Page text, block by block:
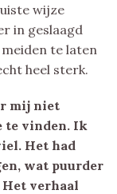
wijze
in geslaagd
te laten
heel sterk.
mij niet
te vinden. Ik
Het had
wat puurder
verhaal